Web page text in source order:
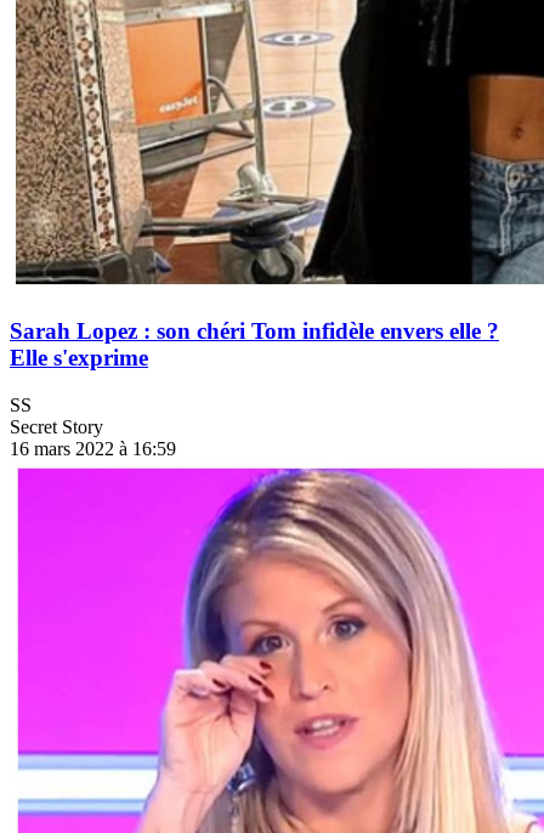
Sarah Lopez : son chéri Tom infidèle envers elle ?
Elle s'exprime
SS
Secret Story
16 mars 2022 à 16:59